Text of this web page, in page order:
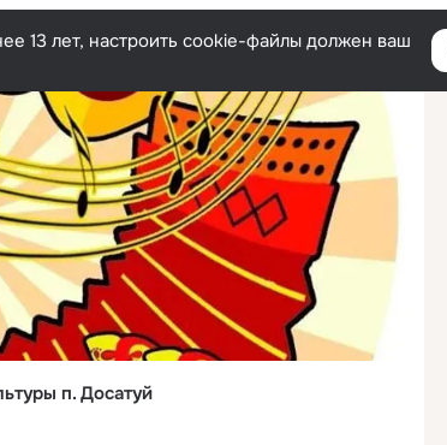
13 лет, настроить cookie-файлы должен ваш
п. Досатуй